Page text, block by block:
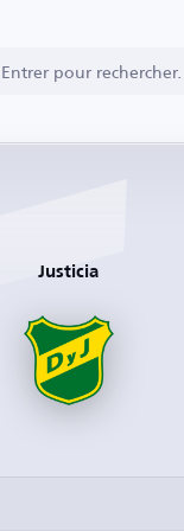
Justicia